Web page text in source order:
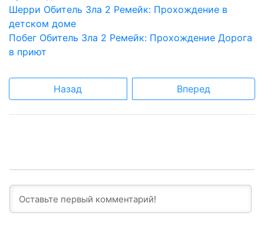
Шерри Обитель Зла 2 Ремейк: Прохождение в
детском доме
Побег Обитель Зла 2 Ремейк: Прохождение Дорога
в приют
Назад Вперед